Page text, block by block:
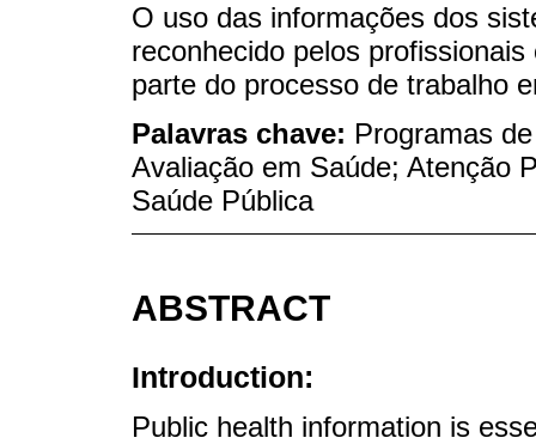
O uso das informações dos
reconhecido pelos
parte do processo de trabalho
Palavras chave: Programas
Avaliação em Saúde; Atenção
Saúde Pública
ABSTRACT
Introduction:
Public health information is